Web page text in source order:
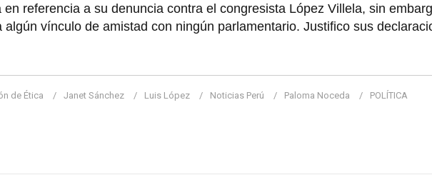
referencia a su denuncia contra el congresista López Villela, sin
algún vínculo de amistad con ningún parlamentario. Justifico sus
de Ética Janet Sánchez Luis López Noticias Perú Paloma Noceda POLÍTICA